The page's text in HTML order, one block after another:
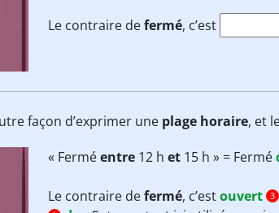
Le contraire defermé, c’est
façon d’exprimer une plage horaire, et
« Ferméentre 12 h et 15 h » = Fermé
Le contraire defermé, c’estouvert 3